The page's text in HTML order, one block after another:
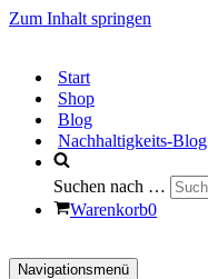
Zum Inhalt springen
Start
Shop
Blog
Nachhaltigkeits-Blog
Suchen nach …
Warenkorb0
Navigationsmenü